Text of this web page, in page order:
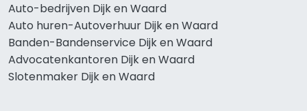
Auto-bedrijven Dijk en Waard
Auto huren-Autoverhuur Dijk en Waard
Banden-Bandenservice Dijk en Waard
Advocatenkantoren Dijk en Waard
Slotenmaker Dijk en Waard